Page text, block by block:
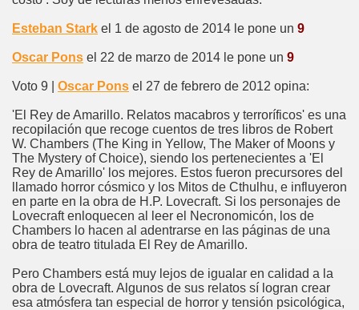
Esteban Stark el 1 de agosto de 2014 le pone un 9
Oscar Pons el 22 de marzo de 2014 le pone un 9
Voto 9 | Oscar Pons el 27 de febrero de 2012 opina:
'El Rey de Amarillo. Relatos macabros y terroríficos' es una
recopilación que recoge cuentos de tres libros de Robert
W. Chambers (The King in Yellow, The Maker of Moons y
The Mystery of Choice), siendo los pertenecientes a 'El
Rey de Amarillo' los mejores. Estos fueron precursores del
llamado horror cósmico y los Mitos de Cthulhu, e influyeron
en parte en la obra de H.P. Lovecraft. Si los personajes de
Lovecraft enloquecen al leer el Necronomicón, los de
Chambers lo hacen al adentrarse en las páginas de una
obra de teatro titulada El Rey de Amarillo.
Pero Chambers está muy lejos de igualar en calidad a la
obra de Lovecraft. Algunos de sus relatos sí logran crear
esa atmósfera tan especial de horror y tensión psicológica,